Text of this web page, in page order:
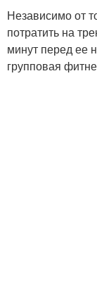
Независимо от
потратить на
минут перед ее
групповая